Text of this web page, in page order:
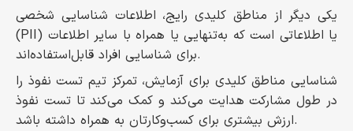
یکی دیگر از مناطق کلیدی رایج، اطلاعات شناسایی شخصی
(PII) یا اطلاعاتی است که به‌تنهایی یا همراه با سایر اطلاعات
برای شناسایی افراد قابل‌استفاده‌اند.
شناسایی مناطق کلیدی برای آزمایش، تمرکز تیم تست نفوذ را
در طول مشارکت هدایت می‌کند و کمک می‌کند تا تست نفوذ
ارزش بیشتری برای کسب‌وکارتان به همراه داشته باشد.